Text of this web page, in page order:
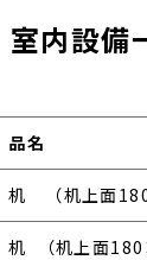
室内設備
品名
机　（机上面
机  （机上面